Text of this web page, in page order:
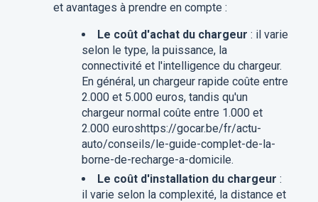
et avantages à prendre en compte :
Le coût d'achat du chargeur : il varie
selon le type, la puissance, la
connectivité et l'intelligence du chargeur.
En général, un chargeur rapide coûte entre
2.000 et 5.000 euros, tandis qu'un
chargeur normal coûte entre 1.000 et
2.000 euroshttps://gocar.be/fr/actu-
auto/conseils/le-guide-complet-de-la-
borne-de-recharge-a-domicile.
Le coût d'installation du chargeur :
il varie selon la complexité, la distance et